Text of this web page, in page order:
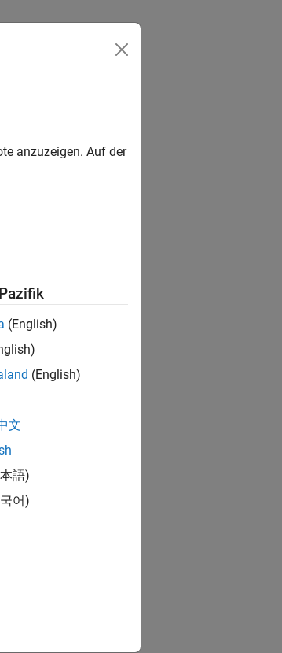
anzuzeigen. Auf der
(English)
(English)
文
語)
어)